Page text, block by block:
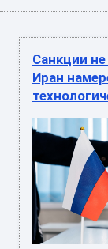
Санкции
Иран